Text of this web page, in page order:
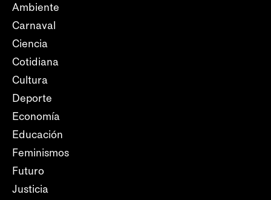
Ambiente
Carnaval
Ciencia
Cotidiana
Cultura
Deporte
Economía
Educación
Feminismos
Futuro
Justicia